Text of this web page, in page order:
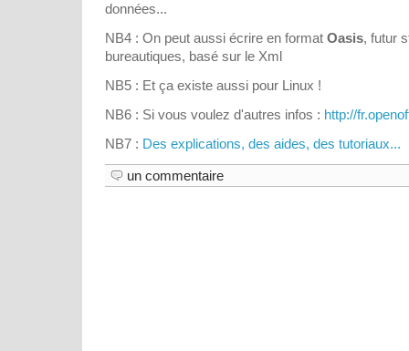
données...
NB4 : On peut aussi écrire en format Oasis, futur
bureautiques, basé sur le Xml
NB5 : Et ça existe aussi pour Linux !
NB6 : Si vous voulez d'autres infos : http://
NB7 : Des explications, des aides, des tutoriaux...
un commentaire